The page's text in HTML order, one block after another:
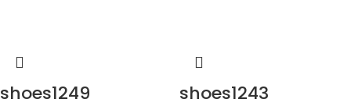
shoes1249 shoes1243